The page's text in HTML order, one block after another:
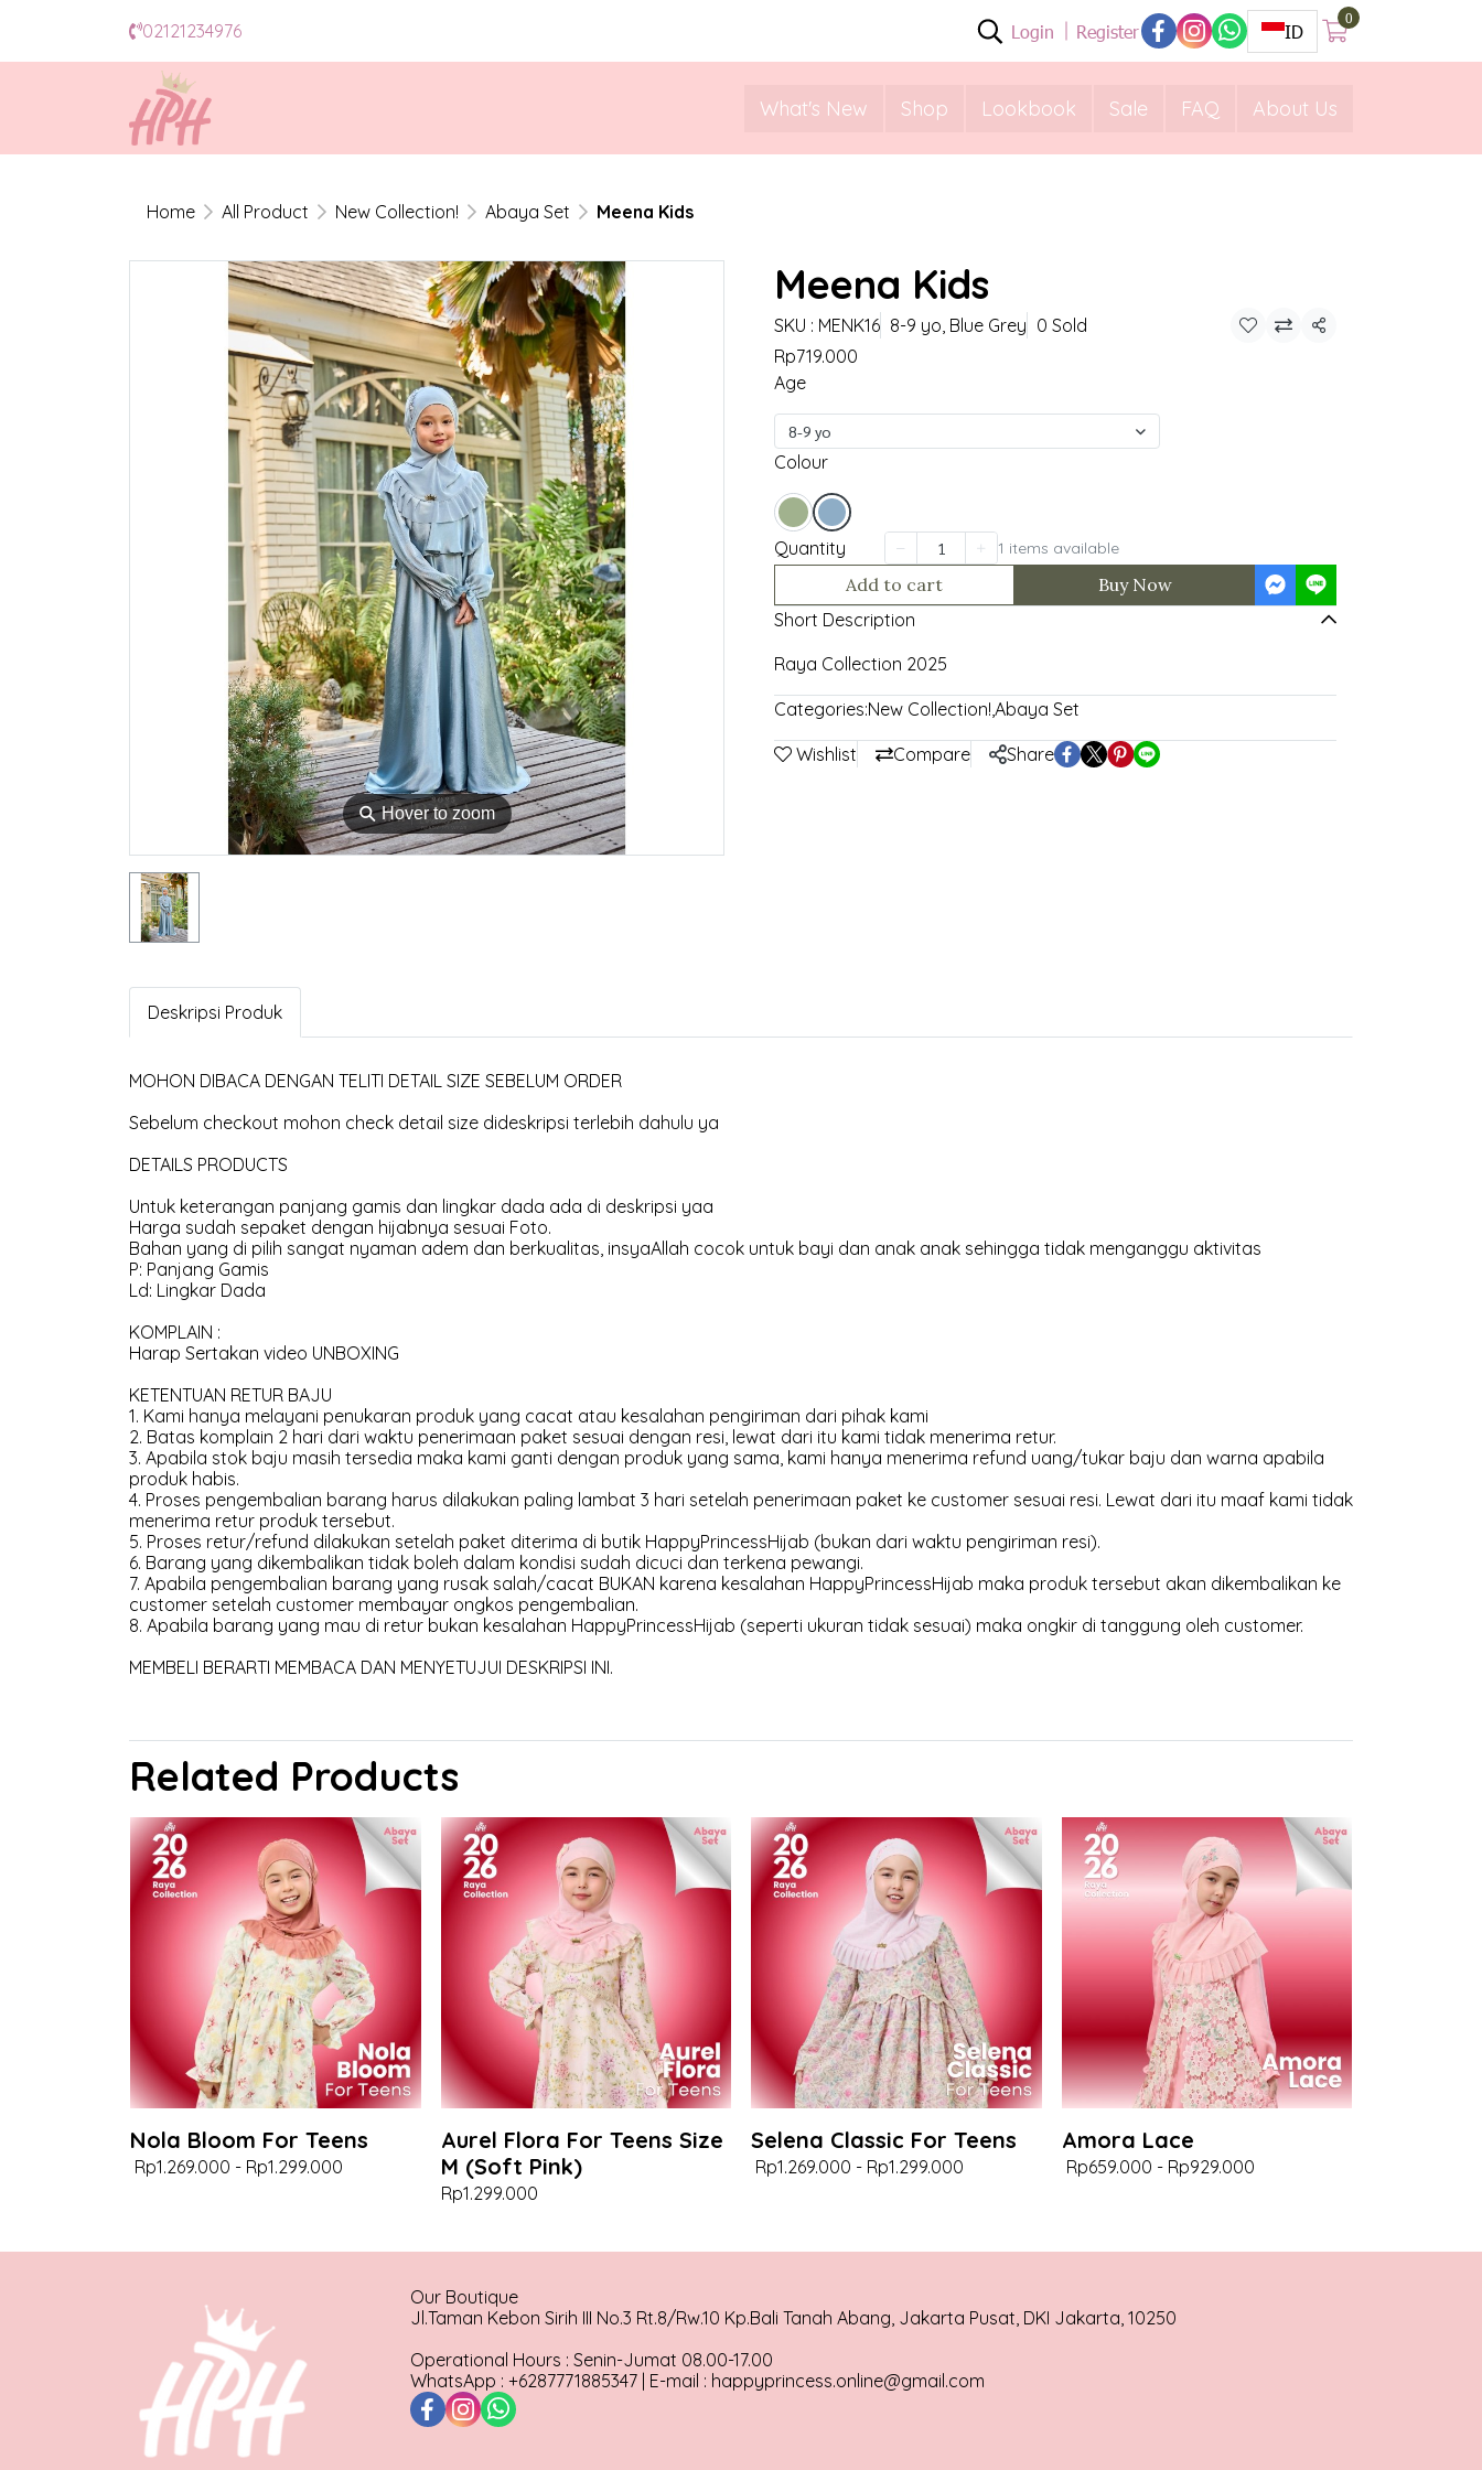
02121234976 Login Register ID
0
What's New Shop Lookbook Sale FAQ About Us
Home All Product New Collection! Abaya Set Meena Kids
⚲Hover to zoom
Meena Kids
SKU : MENK16 8-9 yo, Blue Grey 0 Sold
Share
Rp719.000
Age
8-9 yo
Colour
Quantity 1 items available
Add to cart
Buy Now
Short Description
Raya Collection 2025
Categories:New Collection!,Abaya Set
Wishlist Compare Share
Deskripsi Produk
MOHON DIBACA DENGAN TELITI DETAIL SIZE SEBELUM ORDER
Sebelum checkout mohon check detail size dideskripsi terlebih dahulu ya
DETAILS PRODUCTS
Untuk keterangan panjang gamis dan lingkar dada ada di deskripsi yaa
Harga sudah sepaket dengan hijabnya sesuai Foto.
Bahan yang di pilih sangat nyaman adem dan berkualitas, insyaAllah cocok untuk bayi dan anak anak sehingga tidak menganggu aktivitas
P: Panjang Gamis
Ld: Lingkar Dada
KOMPLAIN :
Harap Sertakan video UNBOXING
KETENTUAN RETUR BAJU
1. Kami hanya melayani penukaran produk yang cacat atau kesalahan pengiriman dari pihak kami
2. Batas komplain 2 hari dari waktu penerimaan paket sesuai dengan resi, lewat dari itu kami tidak menerima retur.
3. Apabila stok baju masih tersedia maka kami ganti dengan produk yang sama, kami hanya menerima refund uang/tukar baju dan warna apabila
produk habis.
4. Proses pengembalian barang harus dilakukan paling lambat 3 hari setelah penerimaan paket ke customer sesuai resi. Lewat dari itu maaf kami tidak
menerima retur produk tersebut.
5. Proses retur/refund dilakukan setelah paket diterima di butik HappyPrincessHijab (bukan dari waktu pengiriman resi).
6. Barang yang dikembalikan tidak boleh dalam kondisi sudah dicuci dan terkena pewangi.
7. Apabila pengembalian barang yang rusak salah/cacat BUKAN karena kesalahan HappyPrincessHijab maka produk tersebut akan dikembalikan ke
customer setelah customer membayar ongkos pengembalian.
8. Apabila barang yang mau di retur bukan kesalahan HappyPrincessHijab (seperti ukuran tidak sesuai) maka ongkir di tanggung oleh customer.
MEMBELI BERARTI MEMBACA DAN MENYETUJUI DESKRIPSI INI.
Related Products
Nola Bloom For Teens
Rp1.269.000 - Rp1.299.000
Aurel Flora For Teens Size
M (Soft Pink)
Rp1.299.000
Selena Classic For Teens
Rp1.269.000 - Rp1.299.000
Amora Lace
Rp659.000 - Rp929.000
Our Boutique
Jl.Taman Kebon Sirih III No.3 Rt.8/Rw.10 Kp.Bali Tanah Abang, Jakarta Pusat, DKI Jakarta, 10250
Operational Hours : Senin-Jumat 08.00-17.00
WhatsApp : +6287771885347 | E-mail : happyprincess.online@gmail.com